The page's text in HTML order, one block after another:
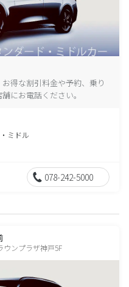
得な割引料金や予約、乗り
にお電話ください。
ミドル
078-242-5000
ウンプラザ神戸5F